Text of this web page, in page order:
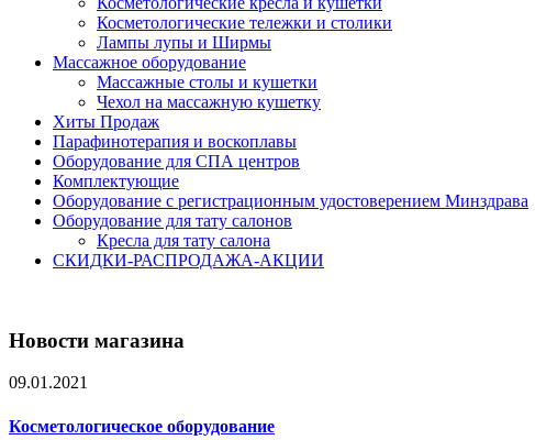
Косметологические тележки и столики
Лампы лупы и Ширмы
Массажное оборудование
Массажные столы и кушетки
Чехол на массажную кушетку
Хиты Продаж
Парафинотерапия и воскоплавы
Оборудование для СПА центров
Комплектующие
Оборудование с регистрационным удостоверением Минздрава
Оборудование для тату салонов
Кресла для тату салона
СКИДКИ-РАСПРОДАЖА-АКЦИИ
Новости магазина
09.01.2021
Косметологическое оборудование